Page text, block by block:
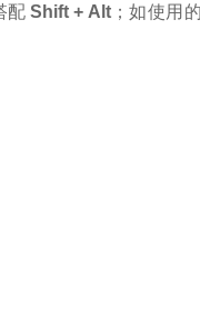
配 Shift + Alt ；如使用